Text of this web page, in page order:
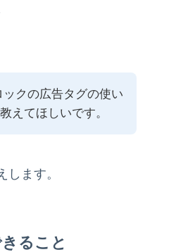
ックの広告タグの使い
えてほしいです。
します。
ること